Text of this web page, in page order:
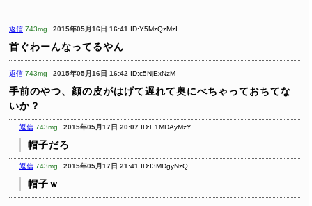
返信 743mg 2015年05月16日 16:41 ID:Y5MzQzMzI
首ぐわーんなってるやん
返信 743mg 2015年05月16日 16:42 ID:c5NjExNzM
手前のやつ、顔の皮がはげて遅れて奥にべちゃっておちてな
いか？
返信 743mg 2015年05月17日 20:07 ID:E1MDAyMzY
帽子だろ
返信 743mg 2015年05月17日 21:41 ID:I3MDgyNzQ
帽子ｗ